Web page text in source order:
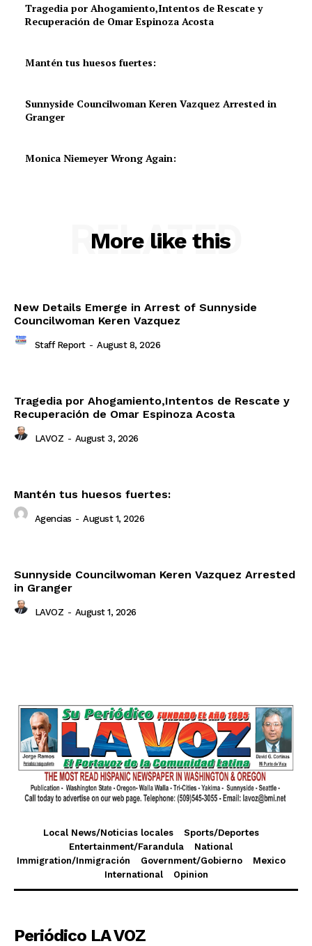
Tragedia por Ahogamiento,Intentos de Rescate y
Recuperación de Omar Espinoza Acosta
Mantén tus huesos fuertes:
Sunnyside Councilwoman Keren Vazquez Arrested in
Granger
Monica Niemeyer Wrong Again:
More like this
RELATED
New Details Emerge in Arrest of Sunnyside
Councilwoman Keren Vazquez
Staff Report - August 8, 2026
Tragedia por Ahogamiento,Intentos de Rescate y
Recuperación de Omar Espinoza Acosta
LAVOZ - August 3, 2026
Mantén tus huesos fuertes:
Agencias - August 1, 2026
Sunnyside Councilwoman Keren Vazquez Arrested
in Granger
LAVOZ - August 1, 2026
Local News/Noticias locales
Sports/Deportes
Entertainment/Farandula
National
Immigration/Inmigración
Government/Gobierno
Mexico
International
Opinion
Periódico LA VOZ